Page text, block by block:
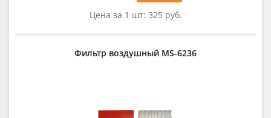
Цена за 1 шт: 325 руб.
Фильтр воздушный MS-6236